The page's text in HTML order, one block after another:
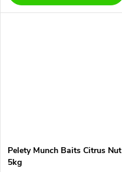
Pelety Munch Baits Citrus Nut
5kg